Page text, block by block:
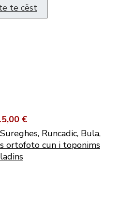
te cëst
€
Runcadic, Bula,
ortofoto cun i toponims
ladins